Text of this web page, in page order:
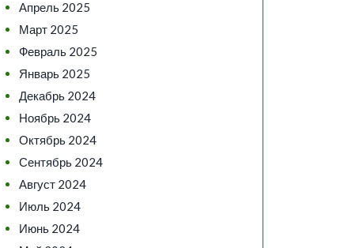
Апрель 2025
Март 2025
Февраль 2025
Январь 2025
Декабрь 2024
Ноябрь 2024
Октябрь 2024
Сентябрь 2024
Август 2024
Июль 2024
Июнь 2024